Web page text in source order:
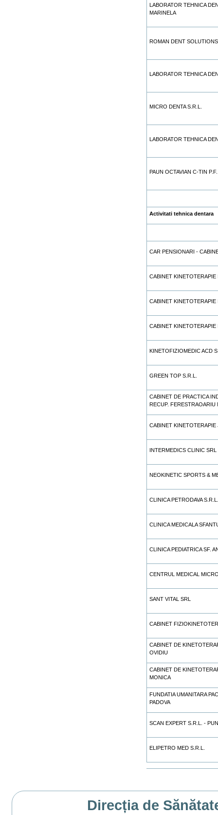
LABORATOR TEHNICA
MARINELA
ROMAN DENT
LABORATOR TEHNICA
MICRO DENTA S.R.L.
LABORATOR TEHNICA
PAUN OCTAVIAN C-TIN
Activitati tehnica dentara
CAR PENSIONARI -
CABINET KINETOTERAPIE
CABINET
CABINET
KINETOFIZIOMEDIC ACD
GREEN TOP S.R.L.
CABINET DE PRACTICA
RECUP. FERESTRAOARIU
CABINET
INTERMEDICS CLINIC SRL
NEOKINETIC SPORTS &
CLINICA PETRODAVA
CLINICA MEDICALA
CLINICA PEDIATRICA SF.
CENTRUL MEDICAL
SANT VITAL SRL
CABINET
CABINET DE
OVIDIU
CABINET DE
MONICA
FUNDATIA UMANITARA
PADOVA
SCAN EXPERT S.R.L. -
ELIPETRO MED S.R.L.
Direcția de